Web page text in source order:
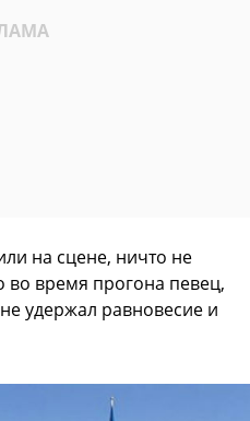
на сцене, ничто не
время прогона певец,
удержал равновесие и